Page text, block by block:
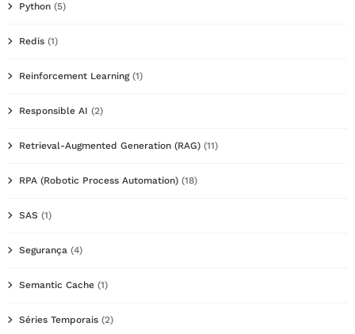
Python (5)
Redis (1)
Reinforcement Learning(1)
Responsible AI (2)
Retrieval-Augmented Generation (RAG) (11)
RPA (Robotic Process Automation) (18)
SAS (1)
Segurança (4)
Semantic Cache (1)
Séries Temporais (2)